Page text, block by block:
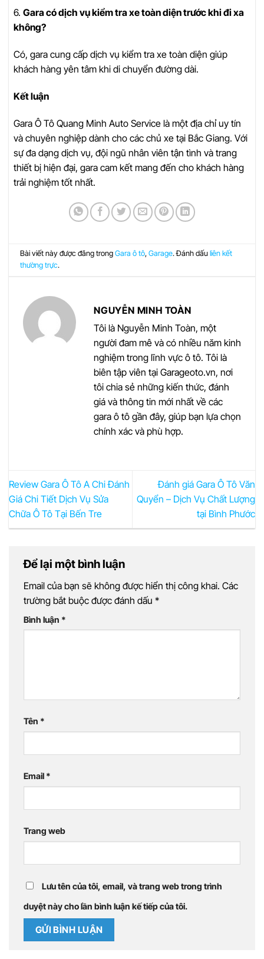
6. Gara có dịch vụ kiểm tra xe toàn diện trước khi đi xa
không?
Có, gara cung cấp dịch vụ kiểm tra xe toàn diện giúp
khách hàng yên tâm khi di chuyển đường dài.
Kết luận
Gara Ô Tô Quang Minh Auto Service là một địa chỉ uy tín
và chuyên nghiệp dành cho các chủ xe tại Bắc Giang. Với
sự đa dạng dịch vụ, đội ngũ nhân viên tận tình và trang
thiết bị hiện đại, gara cam kết mang đến cho khách hàng
trải nghiệm tốt nhất.
Bài viết này được đăng trongGara ô tô,Garage. Đánh dấuliên kết
thường trực.
NGUYỄN MINH TOÀN
Tôi là Nguyễn Minh Toàn, một
người đam mê và có nhiều năm kinh
nghiệm trong lĩnh vực ô tô. Tôi là
biên tập viên tại Garageoto.vn, nơi
tôi chia sẻ những kiến thức, đánh
giá và thông tin mới nhất về các
gara ô tô gần đây, giúp bạn lựa chọn
chính xác và phù hợp.
Review Gara Ô Tô A Chi Đánh
Giá Chi Tiết Dịch Vụ Sửa
Chữa Ô Tô Tại Bến Tre
Đánh giá Gara Ô Tô Văn
Quyển – Dịch Vụ Chất Lượng
tại Bình Phước
Để lại một bình luận
Email của bạn sẽ không được hiển thị công khai. Các
trường bắt buộc được đánh dấu *
Bình luận *
Tên *
Email *
Trang web
Lưu tên của tôi, email, và trang web trong trình
duyệt này cho lần bình luận kế tiếp của tôi.